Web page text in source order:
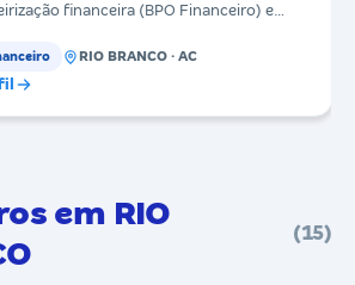
financeira (BPO Financeiro) e
RIO BRANCO · AC
em RIO
(15)